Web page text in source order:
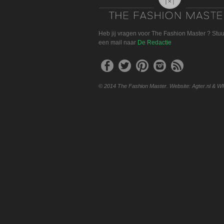
Heb jij vragen voor The Fashion Master ?
een mail naar De Redactie
© 2014 The Fashion Master. Website: Agter.nl &